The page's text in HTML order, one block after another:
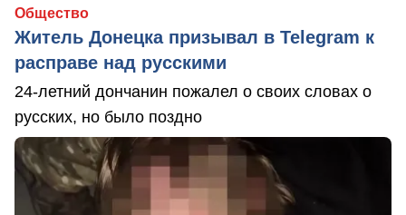
Общество
Житель Донецка призывал в Telegram к
расправе над русскими
24-летний дончанин пожалел о своих словах о
русских, но было поздно